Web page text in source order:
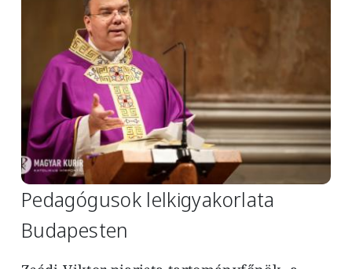
Pedagógusok lelkigyakorlata
Budapesten